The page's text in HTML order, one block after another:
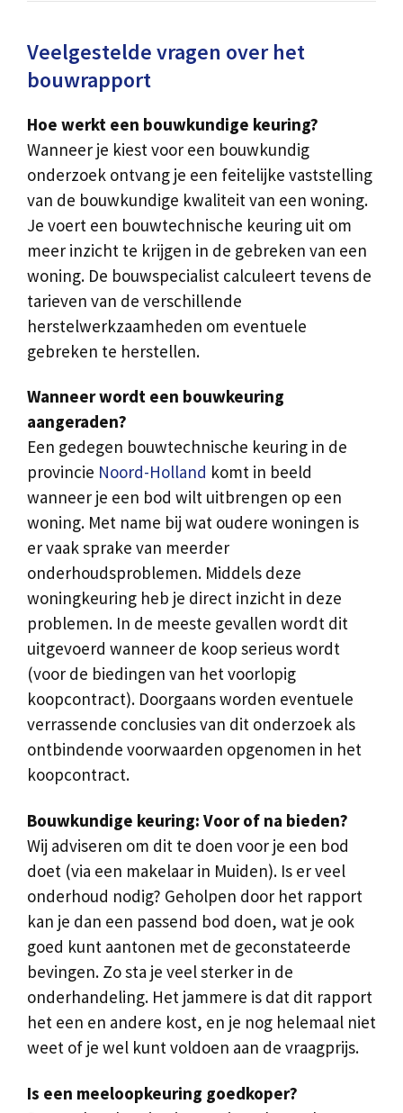
Veelgestelde vragen over het
bouwrapport
Hoe werkt een bouwkundige keuring?
Wanneer je kiest voor een bouwkundig
onderzoek ontvang je een feitelijke vaststelling
van de bouwkundige kwaliteit van een woning.
Je voert een bouwtechnische keuring uit om
meer inzicht te krijgen in de gebreken van een
woning. De bouwspecialist calculeert tevens de
tarieven van de verschillende
herstelwerkzaamheden om eventuele
gebreken te herstellen.
Wanneer wordt een bouwkeuring
aangeraden?
Een gedegen bouwtechnische keuring in de
provincie Noord-Holland komt in beeld
wanneer je een bod wilt uitbrengen op een
woning. Met name bij wat oudere woningen is
er vaak sprake van meerder
onderhoudsproblemen. Middels deze
woningkeuring heb je direct inzicht in deze
problemen. In de meeste gevallen wordt dit
uitgevoerd wanneer de koop serieus wordt
(voor de biedingen van het voorlopig
koopcontract). Doorgaans worden eventuele
verrassende conclusies van dit onderzoek als
ontbindende voorwaarden opgenomen in het
koopcontract.
Bouwkundige keuring: Voor of na bieden?
Wij adviseren om dit te doen voor je een bod
doet (via een makelaar in Muiden). Is er veel
onderhoud nodig? Geholpen door het rapport
kan je dan een passend bod doen, wat je ook
goed kunt aantonen met de geconstateerde
bevingen. Zo sta je veel sterker in de
onderhandeling. Het jammere is dat dit rapport
het een en andere kost, en je nog helemaal niet
weet of je wel kunt voldoen aan de vraagprijs.
Is een meeloopkeuring goedkoper?